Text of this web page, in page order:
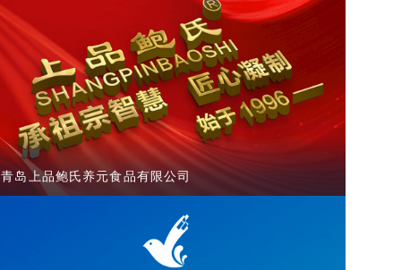
青岛上品鲍氏养元食品有限公司